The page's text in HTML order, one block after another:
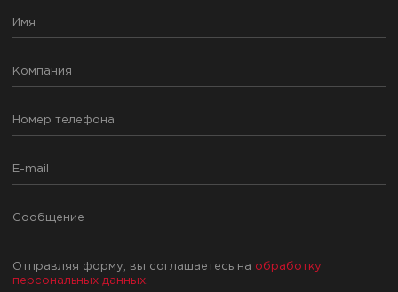
Отправляя форму, вы соглашаетесь на обработку
персональных данных